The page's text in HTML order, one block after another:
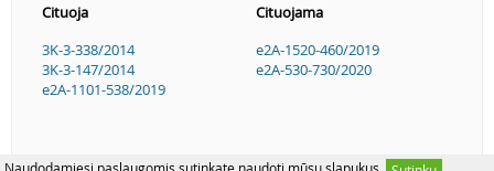
Cituoja
Cituojama
3K-3-338/2014
3K-3-147/2014
e2A-1101-538/2019
e2A-1520-460/2019
e2A-530-730/2020